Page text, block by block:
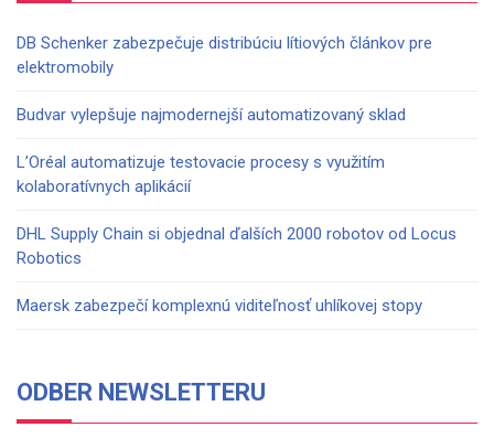
DB Schenker zabezpečuje distribúciu lítiových článkov pre
elektromobily
Budvar vylepšuje najmodernejší automatizovaný sklad
L’Oréal automatizuje testovacie procesy s využitím
kolaboratívnych aplikácií
DHL Supply Chain si objednal ďalších 2000 robotov od Locus
Robotics
Maersk zabezpečí komplexnú viditeľnosť uhlíkovej stopy
ODBER NEWSLETTERU